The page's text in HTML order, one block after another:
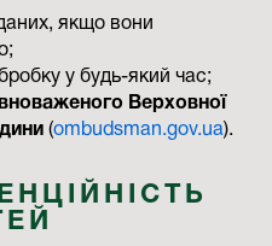
якщо вони
у будь-який час;
Верховної
(ombudsman.gov.ua).